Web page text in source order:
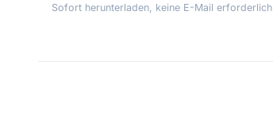
Sofort herunterladen, keine E-Mail erforderlich